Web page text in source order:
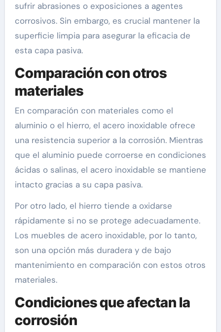
sufrir abrasiones o exposiciones a agentes
corrosivos. Sin embargo, es crucial mantener la
superficie limpia para asegurar la eficacia de
esta capa pasiva.
Comparación con otros
materiales
En comparación con materiales como el
aluminio o el hierro, el acero inoxidable ofrece
una resistencia superior a la corrosión. Mientras
que el aluminio puede corroerse en condiciones
ácidas o salinas, el acero inoxidable se mantiene
intacto gracias a su capa pasiva.
Por otro lado, el hierro tiende a oxidarse
rápidamente si no se protege adecuadamente.
Los muebles de acero inoxidable, por lo tanto,
son una opción más duradera y de bajo
mantenimiento en comparación con estos otros
materiales.
Condiciones que afectan la
corrosión